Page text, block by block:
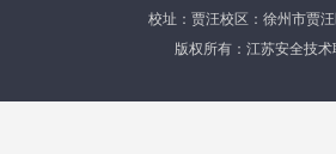
校址：贾汪校区：徐州市贾
版权所有：江苏安全技